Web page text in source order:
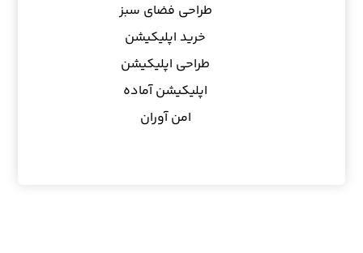
طراحی فضای سبز
خرید اپلیکیشن
طراحی اپلیکیشن
اپلیکیشن آماده
امن آوران